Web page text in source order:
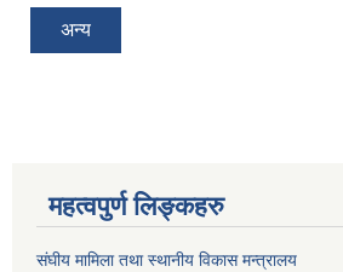
अन्य
महत्वपुर्ण लिङ्कहरु
संघीय मामिला तथा स्थानीय विकास मन्त्रालय